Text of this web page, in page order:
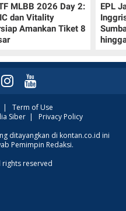
MLBB 2026 Day 2:
dan Vitality
Amankan Tiket 8
EPL
| Term of Use
Siber| Privacy Policy
ditayangkan di kontan.co.id ini
Pemimpin Redaksi.
rights reserved